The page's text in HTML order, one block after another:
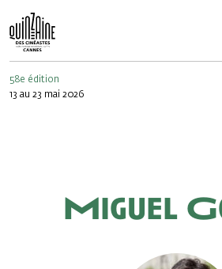
58e édition
13 au 23 mai 2026
Miguel